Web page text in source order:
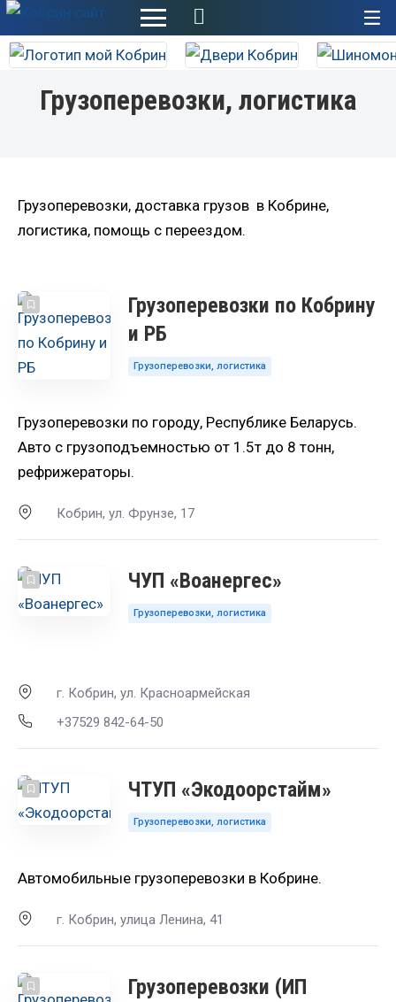
Грузоперевозки, логистика
Грузоперевозки, доставка грузов в Кобрине,
логистика, помощь с переездом.
Грузоперевозки по Кобрину
и РБ
Грузоперевозки, логистика
Грузоперевозки по городу, Республике Беларусь.
Авто с грузоподъемностью от 1.5т до 8 тонн,
рефрижераторы.
Кобрин, ул. Фрунзе, 17
ЧУП «Воанергес»
Грузоперевозки, логистика
г. Кобрин, ул. Красноармейская
+37529 842-64-50
ЧТУП «Экодоорстайм»
Грузоперевозки, логистика
Автомобильные грузоперевозки в Кобрине.
г. Кобрин, улица Ленина, 41
Грузоперевозки (ИП